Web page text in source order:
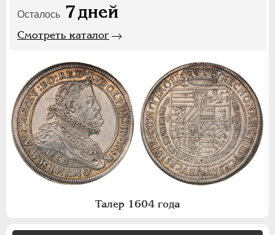
Осталось 7дней
Смотреть каталог
Талер 1604 года